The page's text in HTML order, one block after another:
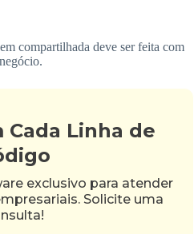
compartilhada deve ser feita com
Cada Linha de
exclusivo para atender
Solicite uma